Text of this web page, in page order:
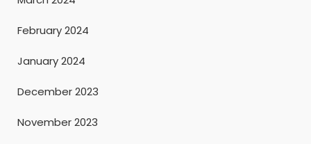
February 2024
January 2024
December 2023
November 2023